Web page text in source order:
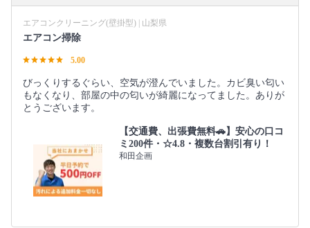
エアコンクリーニング(壁掛型) | 山梨県
エアコン掃除
5.00
びっくりするぐらい、空気が澄んでいました。カビ臭い匂い
もなくなり、部屋の中の匂いが綺麗になってました。ありが
とうございます。
【交通費、出張費無料🚗】安心の口コ
ミ200件・☆4.8・複数台割引有り！
和田企画